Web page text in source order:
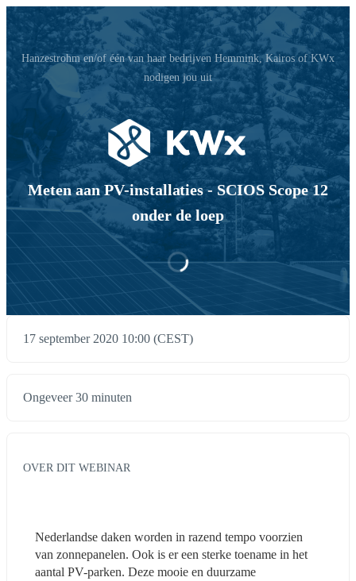
Hanzestrohm en/of één van haar bedrijven Hemmink, Kairos of KWx
nodigen jou uit
Meten aan PV-installaties - SCIOS Scope 12
onder de loep
17 september 2020 10:00 (CEST)
Ongeveer 30 minuten
OVER DIT WEBINAR
Nederlandse daken worden in razend tempo voorzien
van zonnepanelen. Ook is er een sterke toename in het
aantal PV-parken. Deze mooie en duurzame